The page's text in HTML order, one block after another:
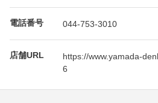
電話番号 044-753-3010
店舗URL
https://www.yamada-
6